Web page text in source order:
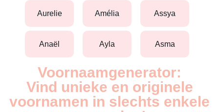
aurelie amélia assya
anaël ayla asma
Voornaamgenerator:
Vind unieke en originele
voornamen in slechts enkele